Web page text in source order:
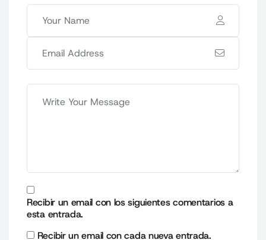
Recibir un email con los siguientes comentarios a
esta entrada.
Recibir un email con cada nueva entrada.